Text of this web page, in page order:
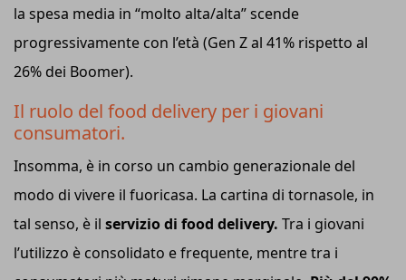
la spesa media in “molto alta/alta” scende
progressivamente con l’età (Gen Z al 41% rispetto al
26% dei Boomer).
Il ruolo del food delivery per i giovani
consumatori.
Insomma, è in corso un cambio generazionale del
modo di vivere il fuoricasa. La cartina di tornasole, in
tal senso, è il servizio di food delivery. Tra i giovani
l’utilizzo è consolidato e frequente, mentre tra i